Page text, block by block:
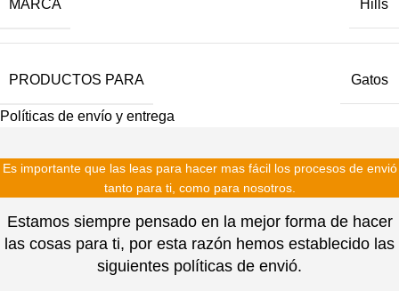
MARCA Hills
PRODUCTOS PARA Gatos
Políticas de envío y entrega
Es importante que las leas para hacer mas fácil los procesos de envió
tanto para ti, como para nosotros.
Estamos siempre pensado en la mejor forma de hacer
las cosas para ti, por esta razón hemos establecido las
siguientes políticas de envió.